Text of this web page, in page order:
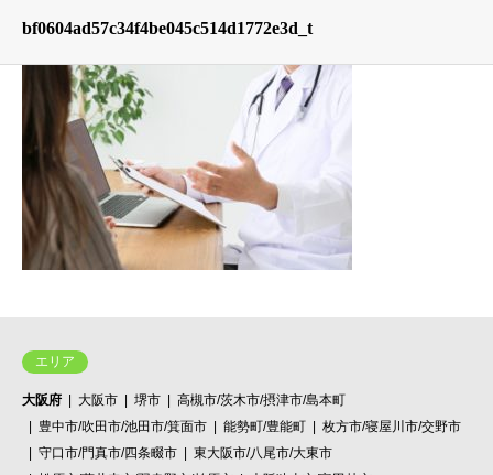
bf0604ad57c34f4be045c514d1772e3d_t
エリア
大阪府 大阪市 堺市
高槻市/茨木市/摂津市/島本町
豊中市/吹田市/池田市/箕面市
能勢町/豊能町
枚方市/寝屋川市/交野市
守口市/門真市/四条畷市
東大阪市/八尾市/大東市